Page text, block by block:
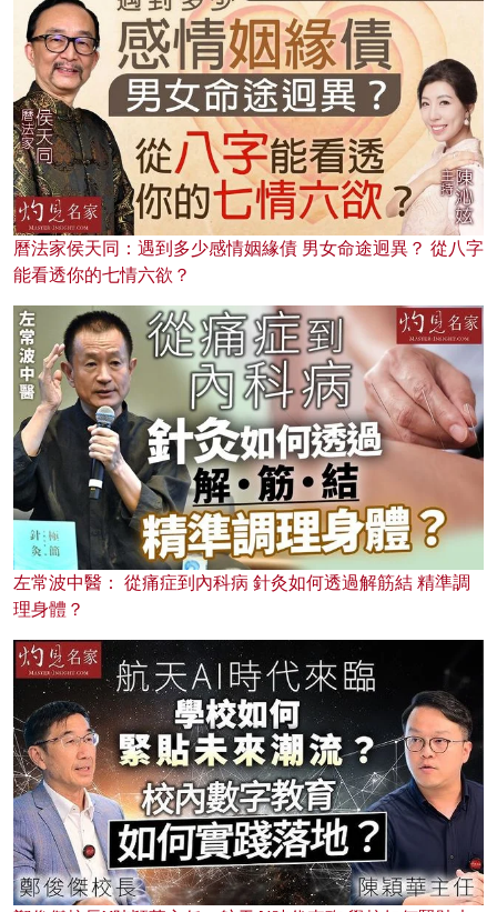
曆法家侯天同：遇到多少感情姻緣債 男女命途迥異？ 從八字
能看透你的七情六欲？
左常波中醫： 從痛症到內科病 針灸如何透過解筋結 精準調
理身體？